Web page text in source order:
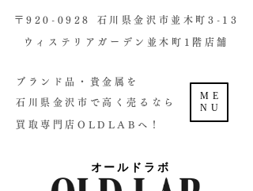
ME
NU
​〒920-0928 石川県金沢市並木町3-13
ウィステリアガーデン並木町1階店舗​
ブランド品・貴金属を
石川県金沢市で高く売るなら
買取専門店OLDLABへ！
オールドラボ